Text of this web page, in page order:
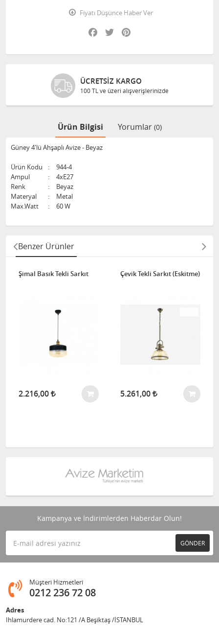
Fiyatı Düşünce Haber Ver
Facebook
Twitter
ÜCRETSIZ KARGO
100 TL ve üzeri alışverişlerinizde
Ürün Bilgisi Yorumlar (0)
Güney 4'lü Ahşaplı Avize - Beyaz
Ürün Kodu :
944-4
Ampul
:
4xE27
Renk
:
Beyaz
Materyal
:
Metal
Max.Watt
: 60 W
Benzer Ürünler
Şimal Basık Tekli Sarkıt
2.216,00
Çevik Tekli Sarkıt (Eskitme)
5.261,00
Kampanya ve İndirimlerden Haberdar Olun!
GÖNDER
Müşteri Hizmetleri
0212 236 72 08
Adres
Ihlamurdere cad. No:121 /A Beşiktaş /İSTANBUL